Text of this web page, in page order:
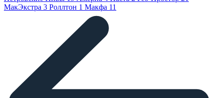
МакЭкстра 3 Роллтон 1 Макфа 11